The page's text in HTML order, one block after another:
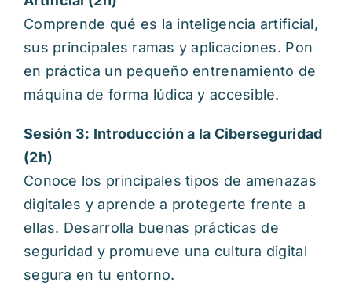
Comprende qué es la inteligencia artificial,
sus principales ramas y aplicaciones. Pon
en práctica un pequeño entrenamiento de
máquina de forma lúdica y accesible.
Sesión 3: Introducción a la Ciberseguridad
(2h)
Conoce los principales tipos de amenazas
digitales y aprende a protegerte frente a
ellas. Desarrolla buenas prácticas de
seguridad y promueve una cultura digital
segura en tu entorno.